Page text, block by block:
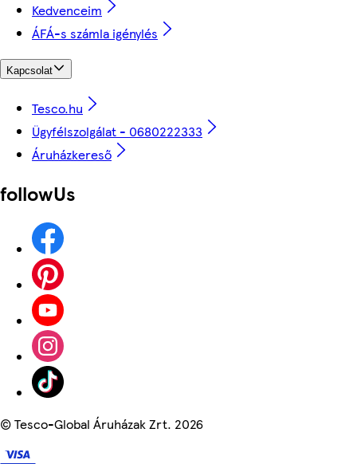
Kedvenceim
ÁFÁ-s számla igénylés
Kapcsolat
Tesco.hu
Ügyfélszolgálat - 0680222333
Áruházkereső
followUs
©Tesco-Global Áruházak Zrt. 2026